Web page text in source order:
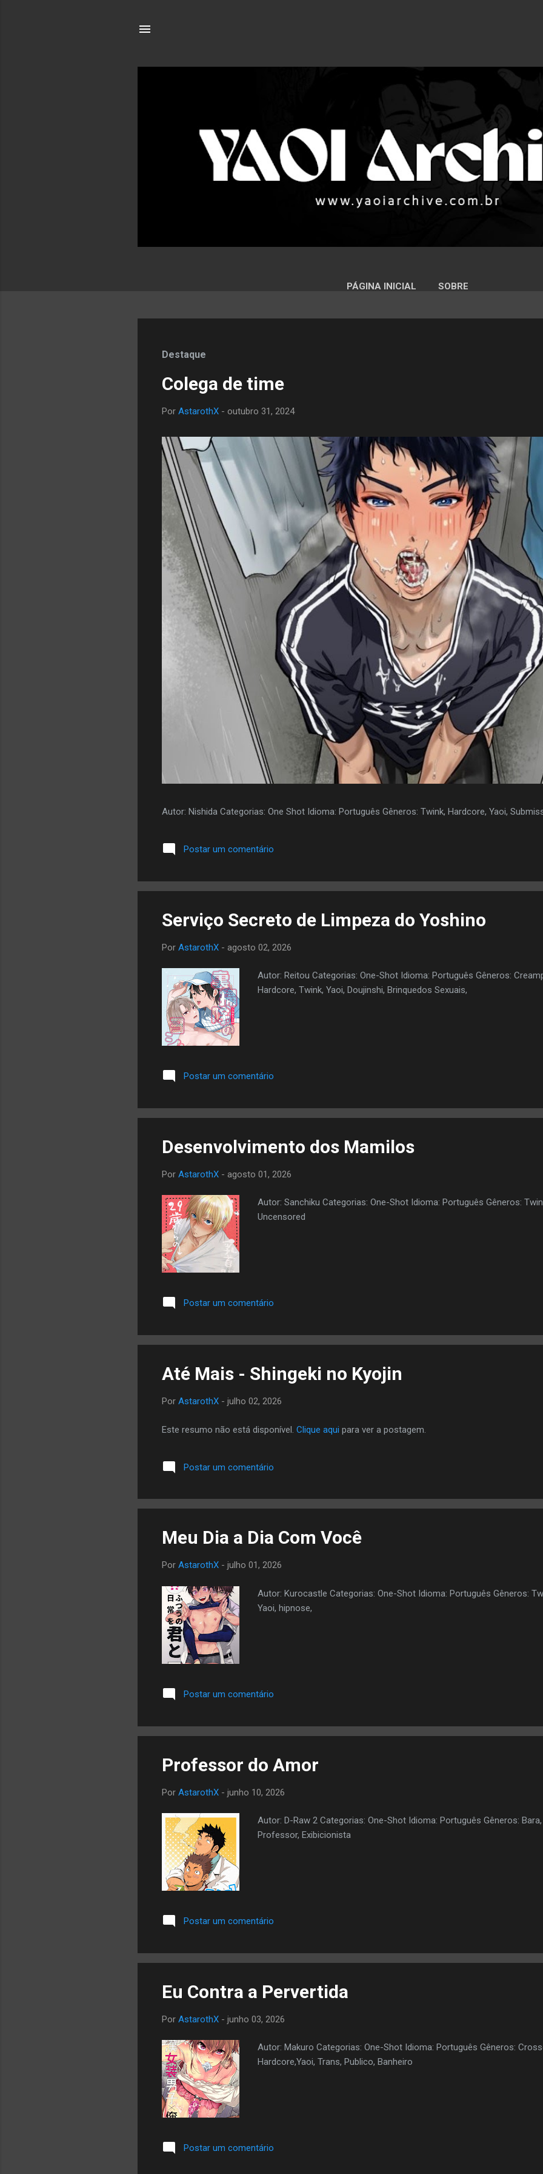
PÁGINA INICIAL SOBRE
Destaque
Colega de time
Por AstarothX - outubro 31, 2024
Autor: Nishida Categorias: One Shot Idioma: Português Gêneros: Twink, Hardcore, Yaoi,
Postar um comentário
Serviço Secreto de Limpeza do Yoshino
Por AstarothX - agosto 02, 2026
Autor: Reitou Categorias: One-Shot Idioma: Português Gêneros:
Hardcore, Twink, Yaoi, Doujinshi, Brinquedos Sexuais,
Postar um comentário
Desenvolvimento dos Mamilos
Por AstarothX - agosto 01, 2026
Autor: Sanchiku Categorias: One-Shot Idioma: Português Gêneros:
Uncensored
Postar um comentário
Até Mais - Shingeki no Kyojin
Por AstarothX - julho 02, 2026
Este resumo não está disponível. Clique aqui para ver a postagem.
Postar um comentário
Meu Dia a Dia Com Você
Por AstarothX - julho 01, 2026
Autor: Kurocastle Categorias: One-Shot Idioma: Português Gêneros:
Yaoi, hipnose,
Postar um comentário
Professor do Amor
Por AstarothX - junho 10, 2026
Autor: D-Raw 2 Categorias: One-Shot Idioma: Português Gêneros: Bara,
Professor, Exibicionista
Postar um comentário
Eu Contra a Pervertida
Por AstarothX - junho 03, 2026
Autor: Makuro Categorias: One-Shot Idioma: Português Gêneros:
Hardcore,Yaoi, Trans, Publico, Banheiro
Postar um comentário